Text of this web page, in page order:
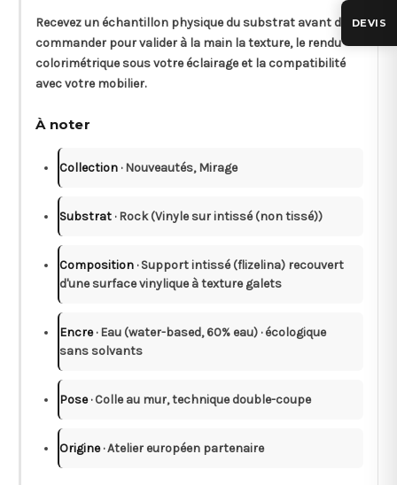
Recevez un échantillon physiquedu substrat avant de
commander pour valider à la main la texture, le rendu
colorimétrique sous votre éclairage et la compatibilité
avec votre mobilier.
À noter
Collection · Nouveautés, Mirage
Substrat · Rock (Vinyle sur intissé (non tissé))
Composition · Support intissé (flizelina) recouvert
d'une surface vinylique à texture galets
Encre· Eau (water-based, 60% eau) · écologique
sans solvants
Pose· Colle au mur, technique double-coupe
Origine· Atelier européen partenaire
DEVIS